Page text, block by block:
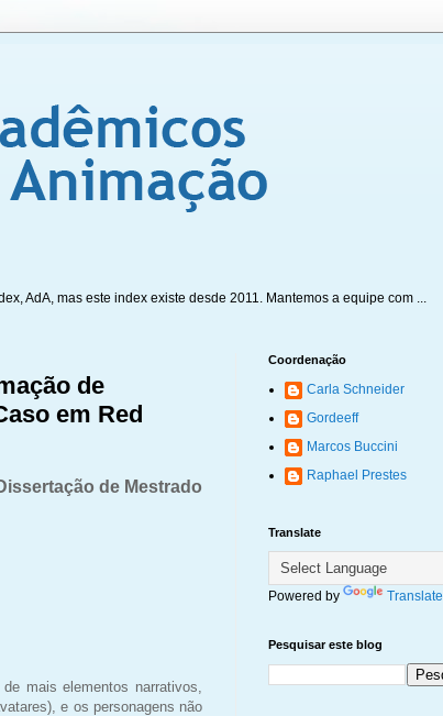
AdA, mas este index existe desde 2011. Mantemos a equipe com ...
de
em Red
de Mestrado
mais elementos narrativos,
e os personagens não
Coordenação
Carla Schneider
Gordeeff
Marcos Buccini
Raphael Prestes
Translate
Powered by Translate
Pesquisar este blog